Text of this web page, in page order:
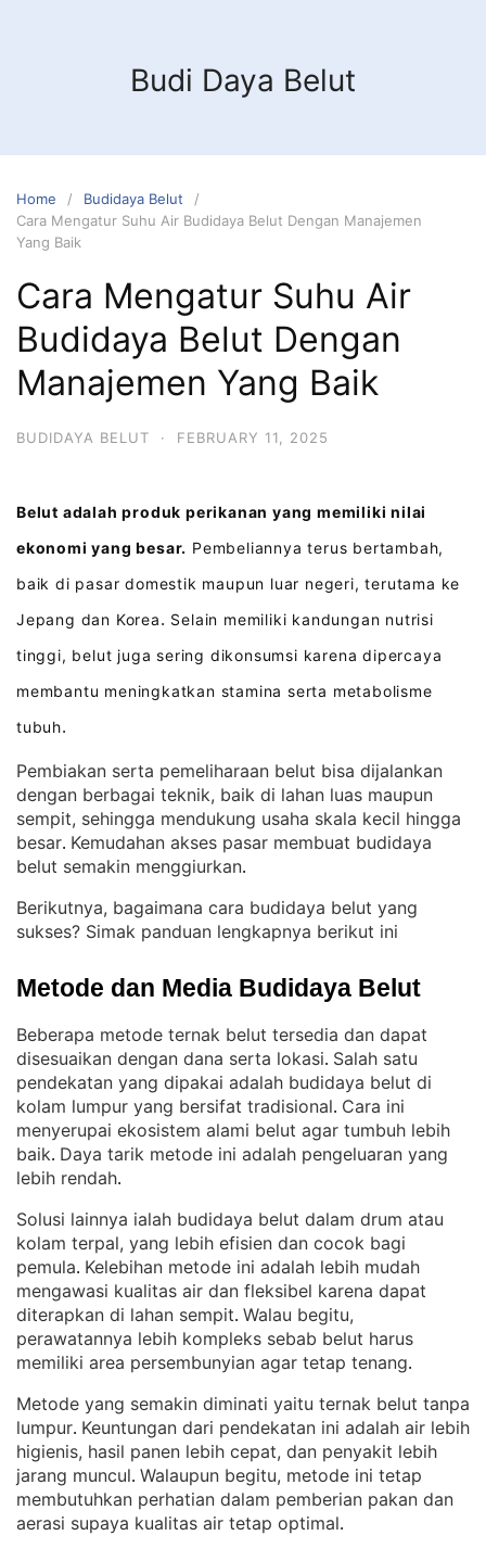
Budi Daya Belut
Home
Budidaya Belut
Cara Mengatur Suhu Air Budidaya Belut Dengan Manajemen
Yang Baik
Cara Mengatur Suhu Air
Budidaya Belut Dengan
Manajemen Yang Baik
BUDIDAYA BELUT · FEBRUARY 11, 2025
Belut adalah produk perikanan yang memiliki nilai
ekonomi yang besar. Pembeliannya terus bertambah,
baik di pasar domestik maupun luar negeri, terutama ke
Jepang dan Korea. Selain memiliki kandungan nutrisi
tinggi, belut juga sering dikonsumsi karena dipercaya
membantu meningkatkan stamina serta metabolisme
tubuh.
Pembiakan serta pemeliharaan belut bisa dijalankan
dengan berbagai teknik, baik di lahan luas maupun
sempit, sehingga mendukung usaha skala kecil hingga
besar. Kemudahan akses pasar membuat budidaya
belut semakin menggiurkan.
Berikutnya, bagaimana cara budidaya belut yang
sukses? Simak panduan lengkapnya berikut ini
Metode dan Media Budidaya Belut
Beberapa metode ternak belut tersedia dan dapat
disesuaikan dengan dana serta lokasi. Salah satu
pendekatan yang dipakai adalah budidaya belut di
kolam lumpur yang bersifat tradisional. Cara ini
menyerupai ekosistem alami belut agar tumbuh lebih
baik. Daya tarik metode ini adalah pengeluaran yang
lebih rendah.
Solusi lainnya ialah budidaya belut dalam drum atau
kolam terpal, yang lebih efisien dan cocok bagi
pemula. Kelebihan metode ini adalah lebih mudah
mengawasi kualitas air dan fleksibel karena dapat
diterapkan di lahan sempit. Walau begitu,
perawatannya lebih kompleks sebab belut harus
memiliki area persembunyian agar tetap tenang.
Metode yang semakin diminati yaitu ternak belut tanpa
lumpur. Keuntungan dari pendekatan ini adalah air lebih
higienis, hasil panen lebih cepat, dan penyakit lebih
jarang muncul. Walaupun begitu, metode ini tetap
membutuhkan perhatian dalam pemberian pakan dan
aerasi supaya kualitas air tetap optimal.